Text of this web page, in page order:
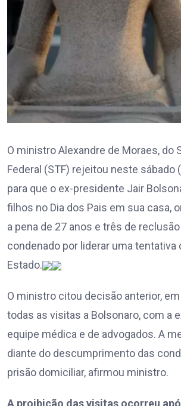
O ministro Alexandre de Moraes, do
Federal (STF) rejeitou neste sábado
para que o ex-presidente Jair
filhos no Dia dos Pais em sua casa,
a pena de 27 anos e três de
condenado por liderar uma tentativa
Estado.
O ministro citou decisão anterior,
todas as visitas a Bolsonaro, com a
equipe médica e de advogados. A
diante do descumprimento das
prisão domiciliar, afirmou ministro.
A proibição das visitas ocorreu